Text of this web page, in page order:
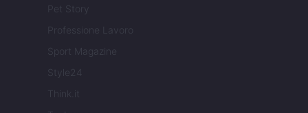
Pet Story
Professione Lavoro
Sport Magazine
Style24
Think.it